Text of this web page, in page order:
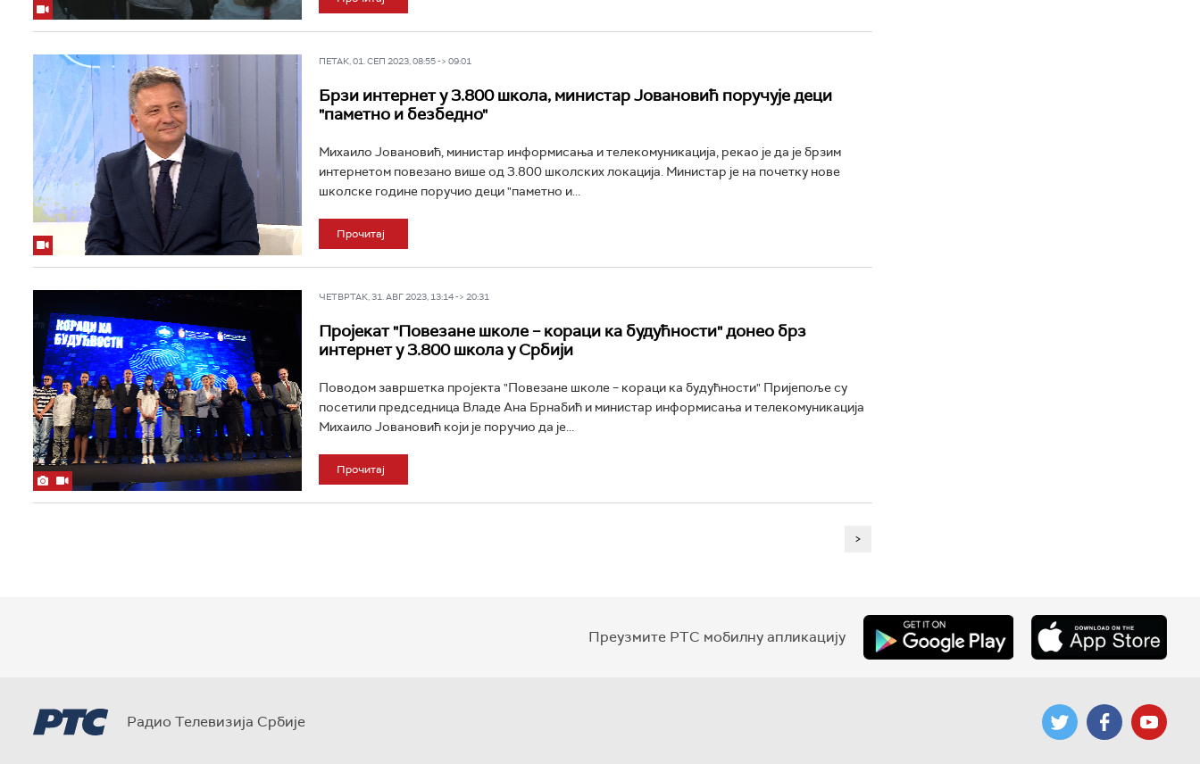
ПЕТАК, 01. СЕП 2023, 08:55 -> 09:01
Брзи интернет у 3.800 школа, министар Јовановић поручује деци
"паметно и безбедно"
Михаило Јовановић, министар информисања и телекомуникација, рекао је да је брзим
интернетом повезано више од 3.800 школских локација. Министар је на почетку нове
школске године поручио деци "паметно и...
Прочитај
ЧЕТВРТАК, 31. АВГ 2023, 13:14 -> 20:31
Пројекат "Повезане школе – кораци ка будућности" донео брз
интернет у 3.800 школа у Србији
Поводом завршетка пројекта "Повезане школе – кораци ка будућности" Пријепоље су
посетили председница Владе Ана Брнабић и министар информисања и телекомуникација
Михаило Јовановић који је поручио да је...
Прочитај
>
Преузмите РТС мобилну апликацију
Радио Телевизија Србије